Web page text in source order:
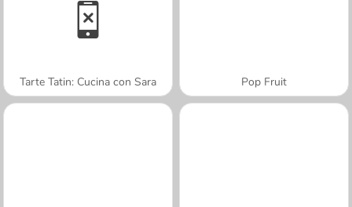
Tarte Tatin: Cucina con Sara Pop Fruit